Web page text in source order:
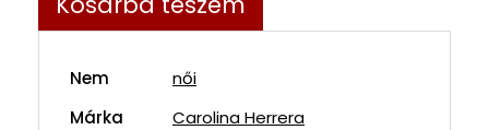
Nem
női
Márka
Carolina Herrera